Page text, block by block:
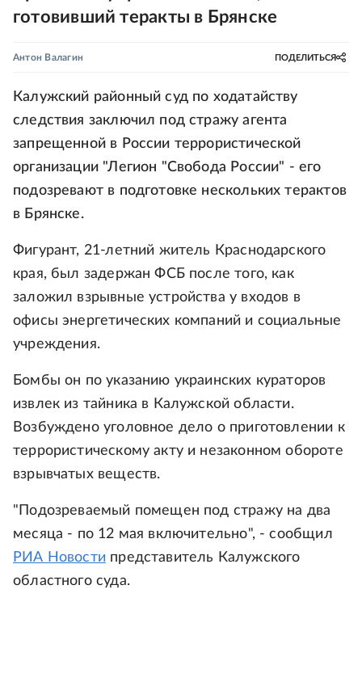
готовивший теракты в Брянске
Антон Валагин ПОДЕЛИТЬСЯ
Калужский районный суд по ходатайству
следствия заключил под стражу агента
запрещенной в России террористической
организации "Легион "Свобода России" - его
подозревают в подготовке нескольких терактов
в Брянске.
Фигурант, 21-летний житель Краснодарского
края, был задержан ФСБ после того, как
заложил взрывные устройства у входов в
офисы энергетических компаний и социальные
учреждения.
Бомбы он по указанию украинских кураторов
извлек из тайника в Калужской области.
Возбуждено уголовное дело о приготовлении к
террористическому акту и незаконном обороте
взрывчатых веществ.
"Подозреваемый помещен под стражу на два
месяца - по 12 мая включительно", - сообщил
РИА Новости представитель Калужского
областного суда.